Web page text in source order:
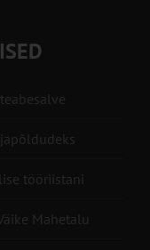
tööriistani
Mahetalu